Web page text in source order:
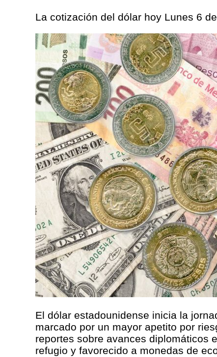
La cotización del dólar hoy Lunes 6
El dólar estadounidense inicia la
marcado por un mayor apetito por
reportes sobre avances diplomáticos
refugio y favorecido a monedas de